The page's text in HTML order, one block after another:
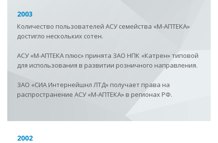
2003
Количество пользователей АСУ семейства «М-АПТЕКА»
достигло нескольких сотен.
АСУ «М-АПТЕКА плюс» принята ЗАО НПК «Катрен» типовой
для использования в развитии розничного направления.
ЗАО «СИА Интернейшнл ЛТД» получает права на
распространение АСУ «М-АПТЕКА» в регионах РФ.
2002